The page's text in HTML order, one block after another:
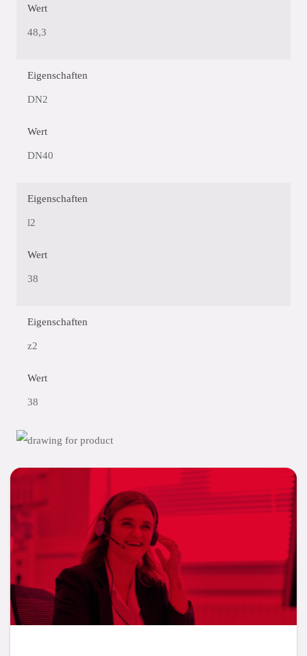
Wert
48,3
Eigenschaften
DN2
Wert
DN40
Eigenschaften
l2
Wert
38
Eigenschaften
z2
Wert
38